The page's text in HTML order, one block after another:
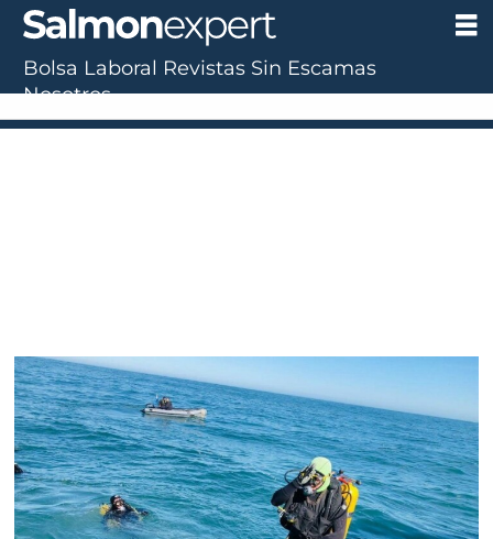
Tag:
probuceo
Bolsa Laboral Revistas Sin Escamas
Nosotros